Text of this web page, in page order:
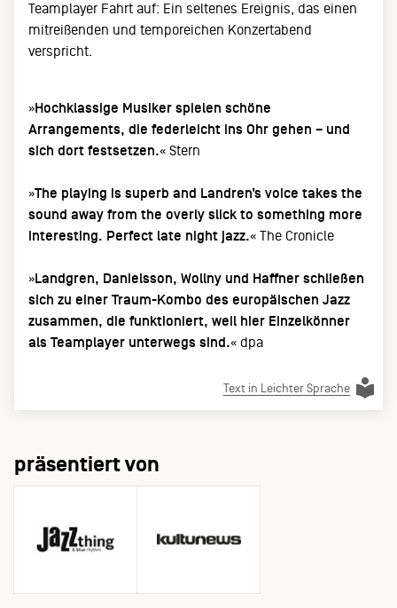
Teamplayer Fahrt auf: Ein seltenes Ereignis, das einen
mitreißenden und temporeichen Konzertabend
verspricht.
»Hochklassige Musiker spielen schöne
Arrangements, die federleicht ins Ohr gehen – und
sich dort festsetzen.« Stern
»The playing is superb and Landren’s voice takes the
sound away from the overly slick to something more
interesting. Perfect late night jazz.« The Cronicle
»Landgren, Danielsson, Wollny und Haffner schließen
sich zu einer Traum-Kombo des europäischen Jazz
zusammen, die funktioniert, weil hier Einzelkönner
als Teamplayer unterwegs sind.« dpa
Text in Leichter Sprache
präsentiert von